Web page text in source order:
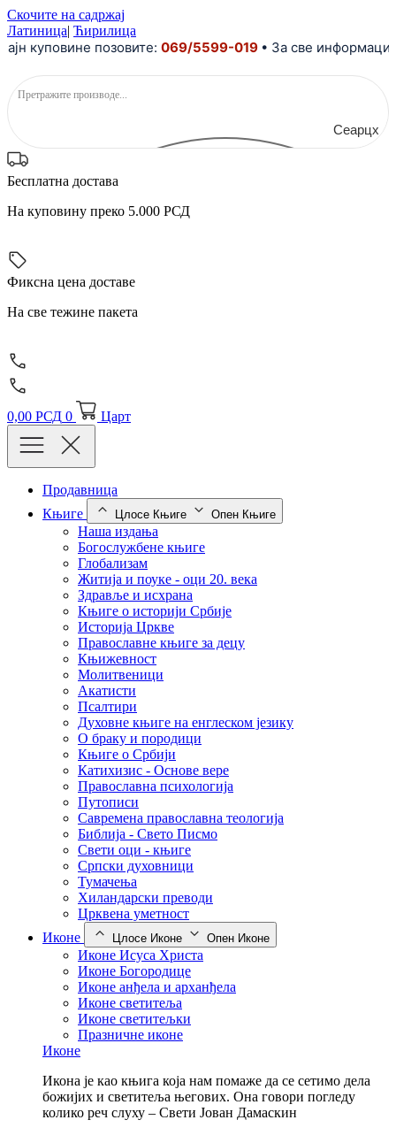
Скочите на садржај
Латиница| Ћирилица
позовите:069/5599-019• За све информације и
Сеарцх
Бесплатна достава
На куповину преко 5.000 РСД
Фиксна цена доставе
На све тежине пакета
0,00 РСД 0 Царт
Продавница
Књиге
Цлосе Књиге Опен Књиге
Наша издања
Богослужбене књиге
Глобализам
Житија и поуке - оци 20. века
Здравље и исхрана
Књиге о историји Србије
Историја Цркве
Православне књиге за децу
Књижевност
Молитвеници
Акатисти
Псалтири
Духовне књиге на енглеском језику
О браку и породици
Књиге о Србији
Катихизис - Основе вере
Православна психологија
Путописи
Савремена православна теологија
Библија - Свето Писмо
Свети оци - књиге
Српски духовници
Тумачења
Хиландарски преводи
Црквена уметност
Иконе
Цлосе Иконе Опен Иконе
Иконе Исуса Христа
Иконе Богородице
Иконе анђела и арханђела
Иконе светитеља
Иконе светитељки
Празничне иконе
Иконе
Икона је као књига која нам помаже да се сетимо дела
божијих и светитеља његових. Она говори погледу
колико реч слуху – Свети Јован Дамаскин